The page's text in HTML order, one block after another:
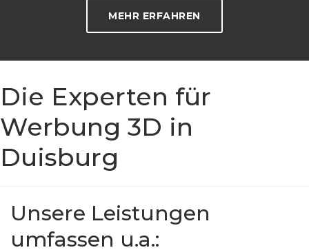
MEHR ERFAHREN
Die Experten für
Werbung 3D in
Duisburg
Unsere Leistungen
umfassen u.a.: